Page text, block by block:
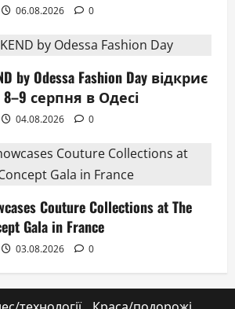
06.08.2026
0
by Odessa Fashion Day відкриє
серпня в Одесі
04.08.2026 0
Couture Collections at The
Gala in France
03.08.2026 0